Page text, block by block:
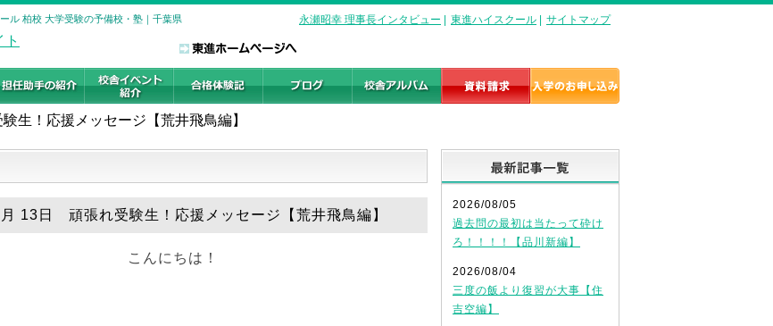
ル 柏校 大学受験の予備校・塾｜千葉県 永瀬昭幸 理事長インタビュー 東進ハイスクール サイトマップ
生！応援メッセージ【荒井飛鳥編】
13日 頑張れ受験生！応援メッセージ【荒井飛鳥編】
こんにちは！
2026/08/05
過去問の最初は当たって砕け
ろ！！！！【品川新編】
2026/08/04
三度の飯より復習が大事【住
吉空編】